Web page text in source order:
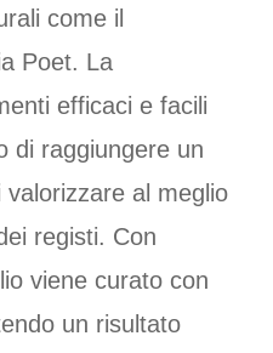
come il
Poet. La
efficaci e facili
di raggiungere un
al meglio
registi. Con
viene curato con
un risultato